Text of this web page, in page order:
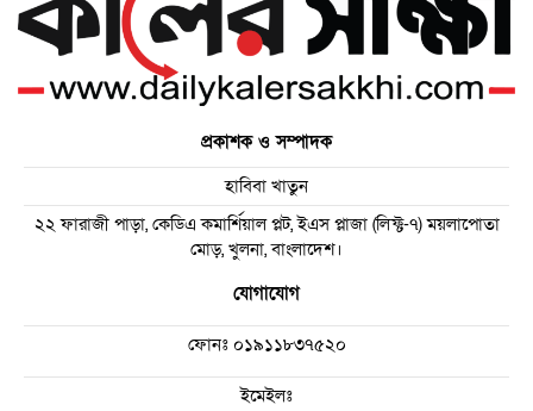
প্রকাশক ও সম্পাদক
হাবিবা খাতুন
২২ ফারাজী পাড়া, কেডিএ কমার্শিয়াল প্লট, ইএস প্লাজা (লিফ্ট-৭) ময়লাপোতা
মোড়, খুলনা, বাংলাদেশ।
যোগাযোগ
ফোনঃ০১৯১১৮৩৭৫২০
ইমেইলঃ